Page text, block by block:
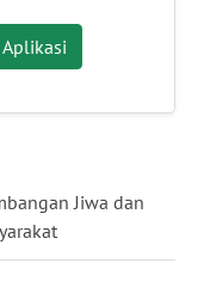
Jiwa dan